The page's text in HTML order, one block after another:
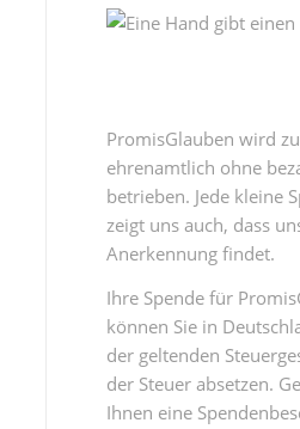
PromisGlauben wird
ehrenamtlich ohne
betrieben. Jede kleine
zeigt uns auch, dass
Anerkennung findet.
Ihre Spende für
können Sie in
der geltenden
der Steuer absetzen.
Ihnen eine